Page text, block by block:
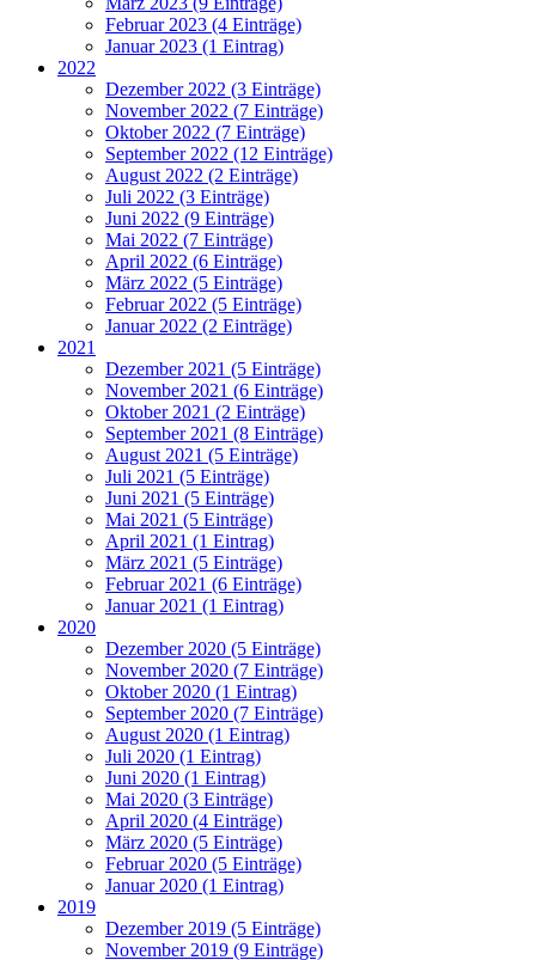
Februar 2023 (4 Einträge)
Januar 2023 (1 Eintrag)
2022
Dezember 2022 (3 Einträge)
November 2022 (7 Einträge)
Oktober 2022 (7 Einträge)
September 2022 (12 Einträge)
August 2022 (2 Einträge)
Juli 2022 (3 Einträge)
Juni 2022 (9 Einträge)
Mai 2022 (7 Einträge)
April 2022 (6 Einträge)
März 2022 (5 Einträge)
Februar 2022 (5 Einträge)
Januar 2022 (2 Einträge)
2021
Dezember 2021 (5 Einträge)
November 2021 (6 Einträge)
Oktober 2021 (2 Einträge)
September 2021 (8 Einträge)
August 2021 (5 Einträge)
Juli 2021 (5 Einträge)
Juni 2021 (5 Einträge)
Mai 2021 (5 Einträge)
April 2021 (1 Eintrag)
März 2021 (5 Einträge)
Februar 2021 (6 Einträge)
Januar 2021 (1 Eintrag)
2020
Dezember 2020 (5 Einträge)
November 2020 (7 Einträge)
Oktober 2020 (1 Eintrag)
September 2020 (7 Einträge)
August 2020 (1 Eintrag)
Juli 2020 (1 Eintrag)
Juni 2020 (1 Eintrag)
Mai 2020 (3 Einträge)
April 2020 (4 Einträge)
März 2020 (5 Einträge)
Februar 2020 (5 Einträge)
Januar 2020 (1 Eintrag)
2019
Dezember 2019 (5 Einträge)
November 2019 (9 Einträge)